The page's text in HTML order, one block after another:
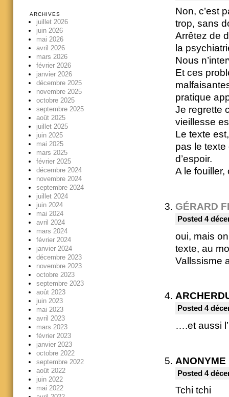
Non, c’est
trop, sans
Arrêtez de
la
Nous
Et ces
pratique
Je regrette
vieillesse
Le texte
pas le texte
d’espoir.
A le
GÉRARD
Posted 4
oui, mais
texte, au
Vallssisme
Posted 4
….et aussi
ANONYME
Posted 4
Tchi tchi
ARCHIVES
juillet 2026
juin 2026
mai 2026
avril 2026
mars 2026
février 2026
janvier 2026
décembre 2025
novembre 2025
octobre 2025
septembre 2025
août 2025
juillet 2025
juin 2025
mai 2025
mars 2025
février 2025
décembre 2024
novembre 2024
septembre 2024
juillet 2024
juin 2024
mai 2024
avril 2024
mars 2024
février 2024
janvier 2024
décembre 2023
novembre 2023
octobre 2023
septembre 2023
août 2023
juin 2023
mai 2023
avril 2023
mars 2023
février 2023
janvier 2023
octobre 2022
septembre 2022
août 2022
juin 2022
mai 2022